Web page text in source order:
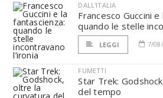
DALL'ITALIA
Francesco Guccini
quando le stelle
LEGGI 7/
FUMETTI
Star Trek:
del tempo